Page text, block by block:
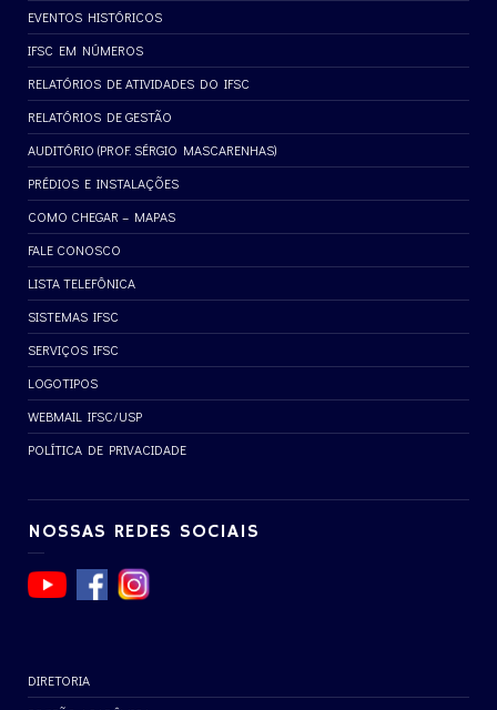
EVENTOS HISTÓRICOS
IFSC EM NÚMEROS
RELATÓRIOS DE ATIVIDADES DO IFSC
RELATÓRIOS DE GESTÃO
AUDITÓRIO (PROF. SÉRGIO MASCARENHAS)
PRÉDIOS E INSTALAÇÕES
COMO CHEGAR – MAPAS
FALE CONOSCO
LISTA TELEFÔNICA
SISTEMAS IFSC
SERVIÇOS IFSC
LOGOTIPOS
WEBMAIL IFSC/USP
POLÍTICA DE PRIVACIDADE
NOSSAS REDES SOCIAIS
DIRETORIA